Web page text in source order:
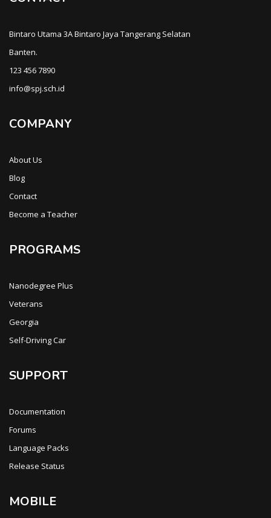
Bintaro Utama 3A Bintaro Jaya Tangerang Selatan
Banten.
123 456 7890
info@spj.sch.id
COMPANY
About Us
Blog
Contact
Become a Teacher
PROGRAMS
Nanodegree Plus
Veterans
Georgia
Self-Driving Car
SUPPORT
Documentation
Forums
Language Packs
Release Status
MOBILE